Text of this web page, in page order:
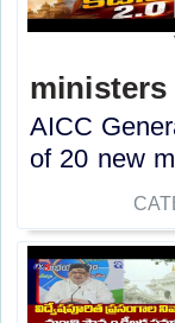
ministers
AICC
of 20 new